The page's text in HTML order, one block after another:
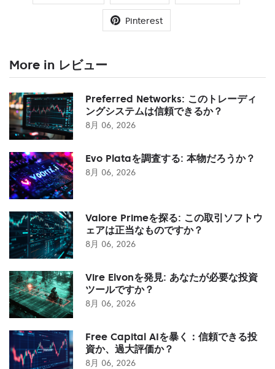
Pinterest
More in レビュー
Preferred Networks: このトレーディ
ングシステムは信頼できるか？
8月 06, 2026
Evo Plataを調査する: 本物だろうか？
8月 06, 2026
Valore Primeを探る: この取引ソフトウ
ェアは正当なものですか？
8月 06, 2026
Vire Elvonを発見: あなたが必要な投資
ツールですか？
8月 06, 2026
Free Capital AIを暴く：信頼できる投
資か、過大評価か？
8月 06, 2026